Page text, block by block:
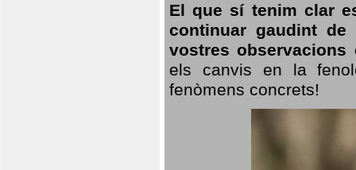
El que sí tenim clar
continuar gaudint
vostres
els canvis en la
fenòmens concrets!